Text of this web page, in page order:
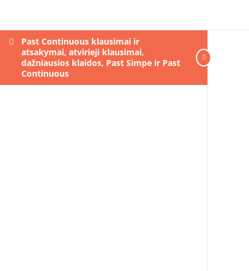
Past Continuous klausimai ir
atsakymai, atvirieji klausimai,
dažniausios klaidos, Past Simpe ir Past
Continuous